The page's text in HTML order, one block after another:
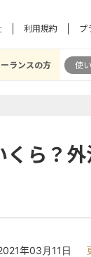
利用規約 プ
ランスの方 使
ら？
年03月11日